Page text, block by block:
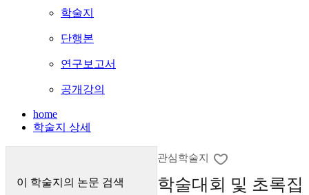
학술지
단행본
연구보고서
공개강의
home
학술지 상세
이 학술지의 논문 검색
관심학술지
학술대회 및 초록집